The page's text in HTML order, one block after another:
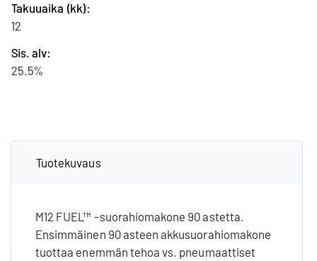
Takuuaika (kk):
12
Sis. alv:
25.5%
Tuotekuvaus
M12 FUEL™ -suorahiomakone 90 astetta.
Ensimmäinen 90 asteen akkusuorahiomakone
tuottaa enemmän tehoa vs. pneumaattiset